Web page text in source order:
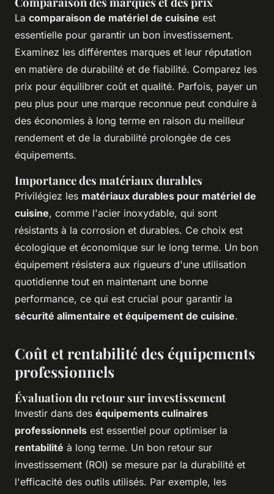
La comparaison de matériel de cuisine est
essentielle pour garantir un bon investissement.
Examinez les différentes marques et leur réputation
en matière de durabilité et de fiabilité. Comparez les
prix pour équilibrer coût et qualité. Parfois, payer un
peu plus pour une marque reconnue peut conduire à
des économies à long terme en raison du meilleur
rendement et de la durabilité prolongée de ces
équipements.
Importance des matériaux durables
Privilégiez les matériaux durables pour matériel de
cuisine, comme l'acier inoxydable, qui sont
résistants à la corrosion et durables. Ce choix est
écologique et économique sur le long terme. Un bon
équipement résistera aux rigueurs d'une utilisation
quotidienne tout en maintenant une bonne
performance, ce qui est crucial pour garantir la
sécurité alimentaire et équipement de cuisine.
Coût et rentabilité des équipements
professionnels
Évaluation du retour sur investissement
Investir dans des équipements culinaires
professionnels est essentiel pour optimiser la
rentabilité à long terme. Un bon retour sur
investissement (ROI) se mesure par la durabilité et
l'efficacité des outils utilisés. Par exemple, les